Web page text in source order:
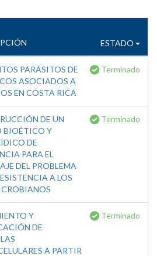
ESTADO
PARÁSITOS DE
ASOCIADOS A
EN COSTA RICA
Terminado
DE UN
BIOÉTICO Y
DE
PARA EL
DEL PROBLEMA
A LOS
Terminado
Y
DE
A PARTIR
Terminado